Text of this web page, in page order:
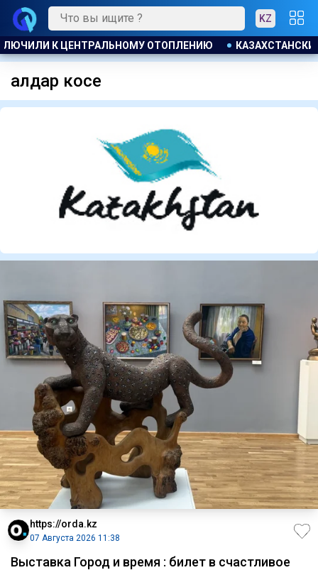
KZ
ОТОПЛЕНИЮ КАЗАХСТАНСКИЕ ТАЕКВОНДИСТЫ
алдар косе
https://orda.kz
07 Августа 2026 11:38
Выставка Город и время : билет в счастливое